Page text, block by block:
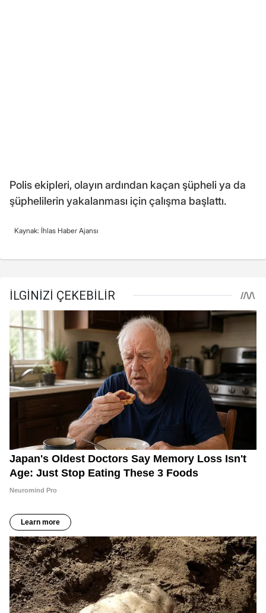
Polis ekipleri, olayın ardından kaçan şüpheli ya da
şüphelilerin yakalanması için çalışma başlattı.
Kaynak: İhlas Haber Ajansı